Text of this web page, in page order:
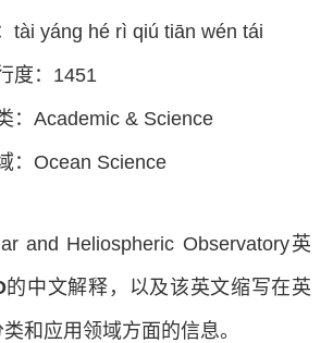
tài yáng hé rì qiú tiān wén tái
度：1451
：Academic & Science
：Ocean Science
and Heliospheric Observatory英
的中文解释，以及该英文缩写在英
和应用领域方面的信息。